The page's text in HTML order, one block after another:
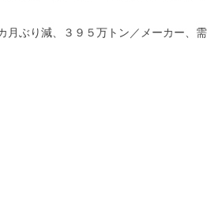
月ぶり減、３９５万トン／メーカー、